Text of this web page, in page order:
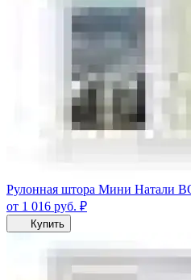
Рулонная штора Мини Натали
от 1 016 руб. ₽
Купить